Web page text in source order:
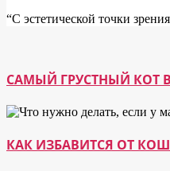
“С эстетической точки
САМЫЙ ГРУСТНЫЙ КОТ
КАК ИЗБАВИТСЯ ОТ